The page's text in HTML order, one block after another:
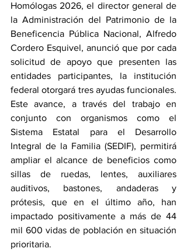
Homólogas 2026, el director general de
la Administración del Patrimonio de la
Beneficencia Pública Nacional, Alfredo
Cordero Esquivel, anunció que por cada
solicitud de apoyo que presenten las
entidades participantes, la institución
federal otorgará tres ayudas funcionales.
Este avance, a través del trabajo en
conjunto con organismos como el
Sistema Estatal para el Desarrollo
Integral de la Familia (SEDIF), permitirá
ampliar el alcance de beneficios como
sillas de ruedas, lentes, auxiliares
auditivos, bastones, andaderas y
prótesis, que en el último año, han
impactado positivamente a más de 44
mil 600 vidas de población en situación
prioritaria.